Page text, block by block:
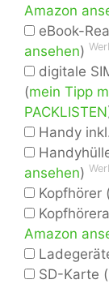
Amazon
eBook-
ansehen)
digitale
(mein Tipp
PACKLISTEN
Handy
ansehen)
Kopfhörer (
Amazon
SD-Karte (